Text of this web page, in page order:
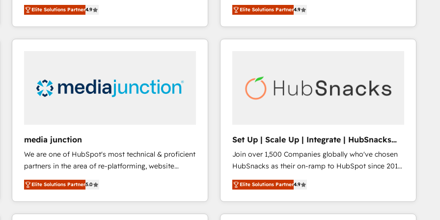
HubSpot大百科 出版 CRM・AI活用に関するご相談、現
operational efficiency of HubSpot. The fastest-
growing tech-enabler & facilitator, MakeWebBetter,
hands you the blend of HubSpot expertise &
eminent solutions & integrations. Trust us to
Premier Partner 2023 🌟5 HubSpot Accreditations 🌟
Won HubSpot Theme Challenge 2021 🌟INBOUND’19
HubSpot experience ✔️Flexible pricing models —
Hourly-fee (assigned one Dedicated HubSpot
Admin); Monthly-fee (HubSpot Admin + Project
Manager); and Fixed Project Cost (as per
requirement). ✔️Helped over 25,000+ customers so
far with our HubSpot solutions. ✔️Bespoke apps &
on-demand bundle services. Connect with us today!
Elite Solutions Partner4.9
Hire an agency that's experienced in every inch of
HubSpot and willing to work hand-in-hand with your
team to simplify the complex and build a better
experience for your team and customers.
Elite Solutions Partner4.9
media junction
We are one of HubSpot's most technical & proficient
partners in the area of re-platforming, website
design & development. We specialize in multi-hub
implementations for mid-market & enterprise
companies. We are woman-owned, powered by
coffee, and we ❤️ dogs. We produce award-winning
Elite Solutions Partner5.0
Set Up | Scale Up | Integrate | HubSnacks
FlexPlan
Join over 1,500 Companies globally who've chosen
HubSnacks as their on-ramp to HubSpot since 2014
Simple pay-as-you-go plans that accelerate value...
1️⃣ Set Up | Onboarding New or Check-fixing existing
HubSpot portals 2️⃣ Scale Up | 100% HubSpot Task
Execution... Global 24/7 ... All Experts 3️⃣ Integrate |
Elite Solutions Partner4.9